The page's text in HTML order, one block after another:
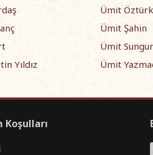
Yıldız
Ümit Öztürk
Ümit Şahin
Ümit Sungur
Ümit
Koşulları